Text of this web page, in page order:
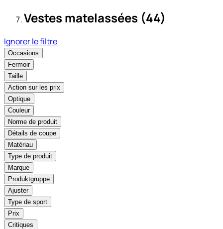
Vestes matelassées (44)
Ignorer le filtre
Occasions
Fermoir
Taille
Action sur les prix
Optique
Couleur
Norme de produit
Détails de coupe
Matériau
Type de produit
Marque
Produktgruppe
Ajuster
Type de sport
Prix
Critiques